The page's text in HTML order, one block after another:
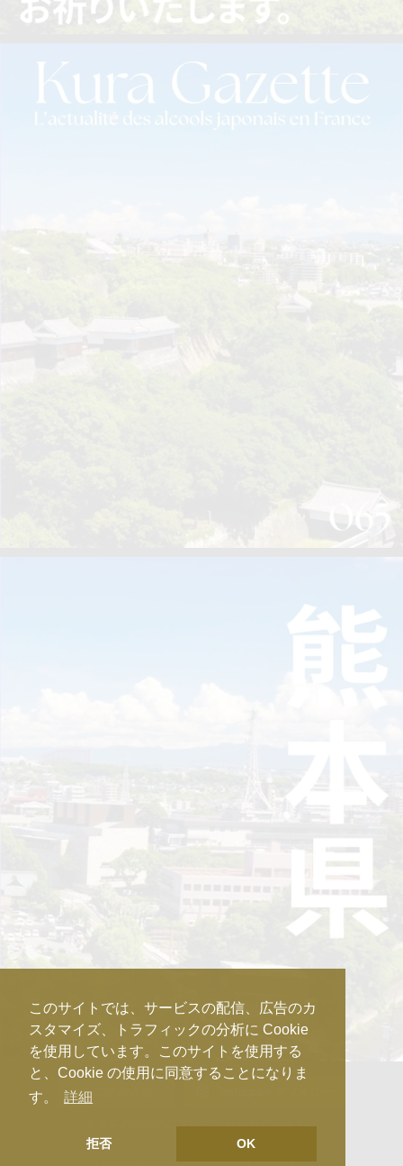
このサイトでは、サービスの配信、広告のカ
スタマイズ、トラフィックの分析に Cookie
を使用しています。このサイトを使用する
と、Cookie の使用に同意することになりま
す。
詳細
拒否 OK
さらに読み込む...
未成年者の飲酒は法律で禁じられています。